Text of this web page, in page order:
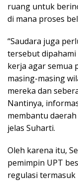
ruang untuk
di mana proses
“Saudara juga
tersebut
kerja agar semua
masing-masing
mereka dan
Nantinya,
membantu
jelas Suharti.
Oleh karena itu,
pemimpin UPT
regulasi